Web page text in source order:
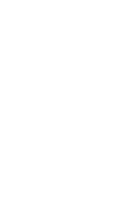
pourront plus le